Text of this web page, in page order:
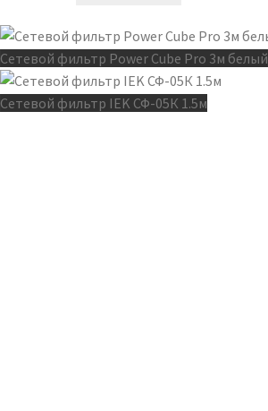
Сетевой фильтр Power Cube Pro 3м белый
Сетевой фильтр IEK СФ-05К 1.5м